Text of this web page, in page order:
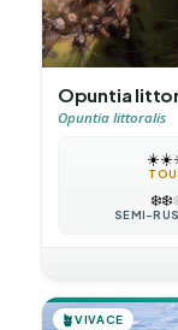
Opuntia
Opuntia littoralis
☀️☀️
❄️❄️
SEMI-
🪴VIVACE